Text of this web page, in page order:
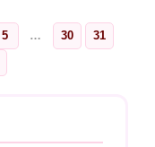
5 … 30
31